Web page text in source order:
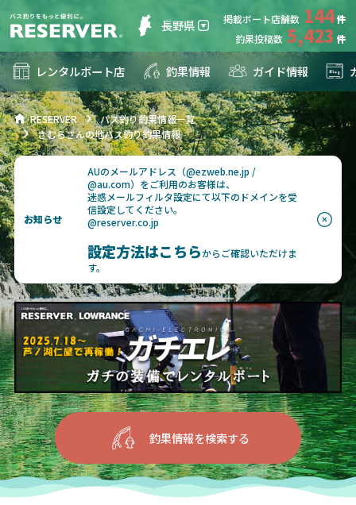
長野県 掲載ボート店舗数 144
釣果投稿数 5,423
レンタルボート店 釣果情報 ガイド情報
RESERVER
バス釣り釣果情報一覧
きむらさんの地バス釣り釣果情報
お知らせ
AUのメールアドレス（@ezweb.ne.jp /
@au.com）をご利用のお客様は、
迷惑メールフィルタ設定にて以下のドメインを受
信設定してください。
@reserver.co.jp
設定方法はこちらからご確認いただけま
す。
釣果情報を検索する